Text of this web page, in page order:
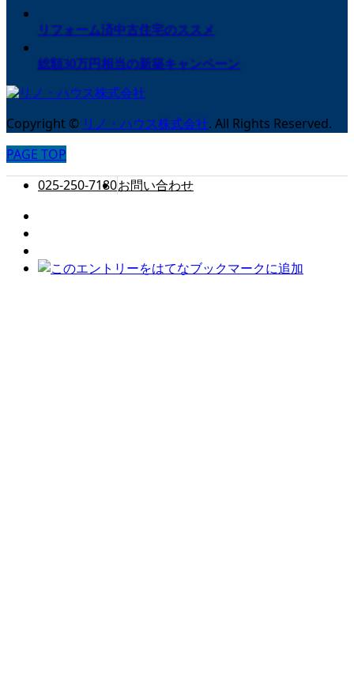
リフォーム済中古住宅のススメ
総額30万円相当の新築キャンペーン
Copyright © リノ・ハウス株式会社. All Rights Reserved.
PAGE TOP
025-250-7180お問い合わせ